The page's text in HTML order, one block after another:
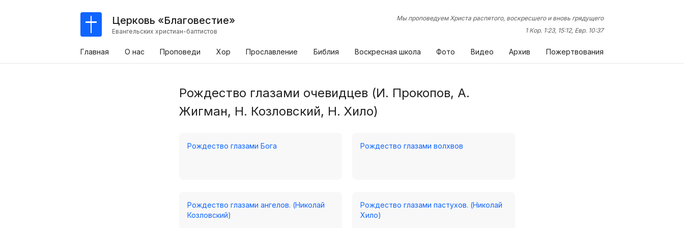
Церковь «Благовестие»
Евангельских христиан-баптистов
Мы проповедуем Христа распятого, воскресшего и вновь грядущего
1 Кор. 1:23, 15:12, Евр. 10:37
Главная О нас Проповеди Хор Прославление Библия Воскресная школа Фото Видео Архив Пожертвования
Рождество глазами очевидцев (И. Прокопов, А.
Жигман, Н. Козловский, Н. Хило)
Рождество глазами Бога Рождество глазами волхвов
Рождество глазами ангелов. (Николай
Козловский)
Рождество глазами пастухов. (Николай
Хило)